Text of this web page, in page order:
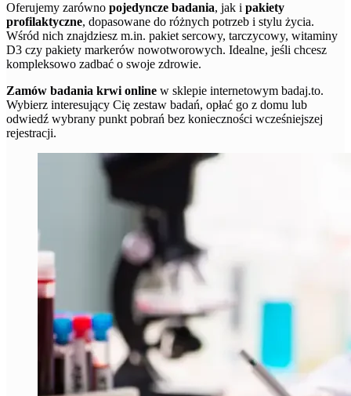
Oferujemy zarówno pojedyncze badania, jak i pakiety
profilaktyczne, dopasowane do różnych potrzeb i stylu życia.
Wśród nich znajdziesz m.in. pakiet sercowy, tarczycowy, witaminy
D3 czy pakiety markerów nowotworowych. Idealne, jeśli chcesz
kompleksowo zadbać o swoje zdrowie.
Zamów badania krwi online w sklepie internetowym badaj.to.
Wybierz interesujący Cię zestaw badań, opłać go z domu lub
odwiedź wybrany punkt pobrań bez konieczności wcześniejszej
rejestracji.